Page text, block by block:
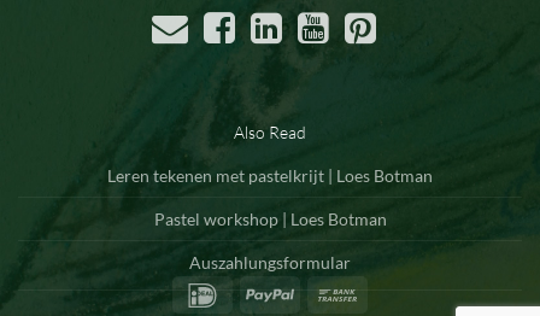
Also Read
Leren tekenen met pastelkrijt | Loes Botman
Pastel workshop | Loes Botman
Auszahlungsformular
IDeal
PayPal